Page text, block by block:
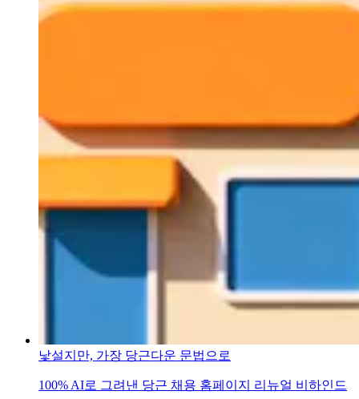
낯설지만, 가장 당근다운 문법으로
100% AI로 그려낸 당근 채용 홈페이지 리뉴얼 비하인드